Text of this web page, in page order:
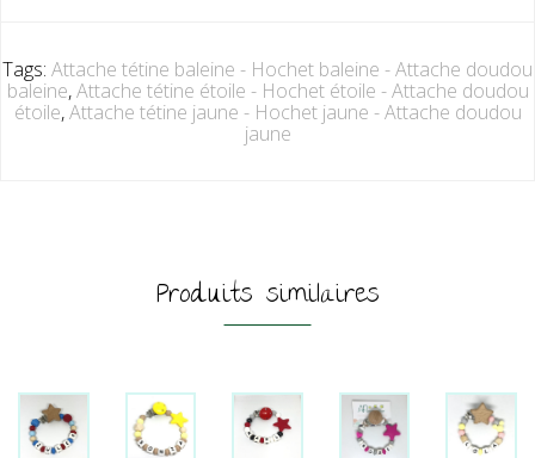
Tags: Attache tétine baleine - Hochet baleine - Attache doudou
baleine,Attache tétine étoile - Hochet étoile - Attache doudou
étoile,Attache tétine jaune - Hochet jaune - Attache doudou
jaune
Produits similaires